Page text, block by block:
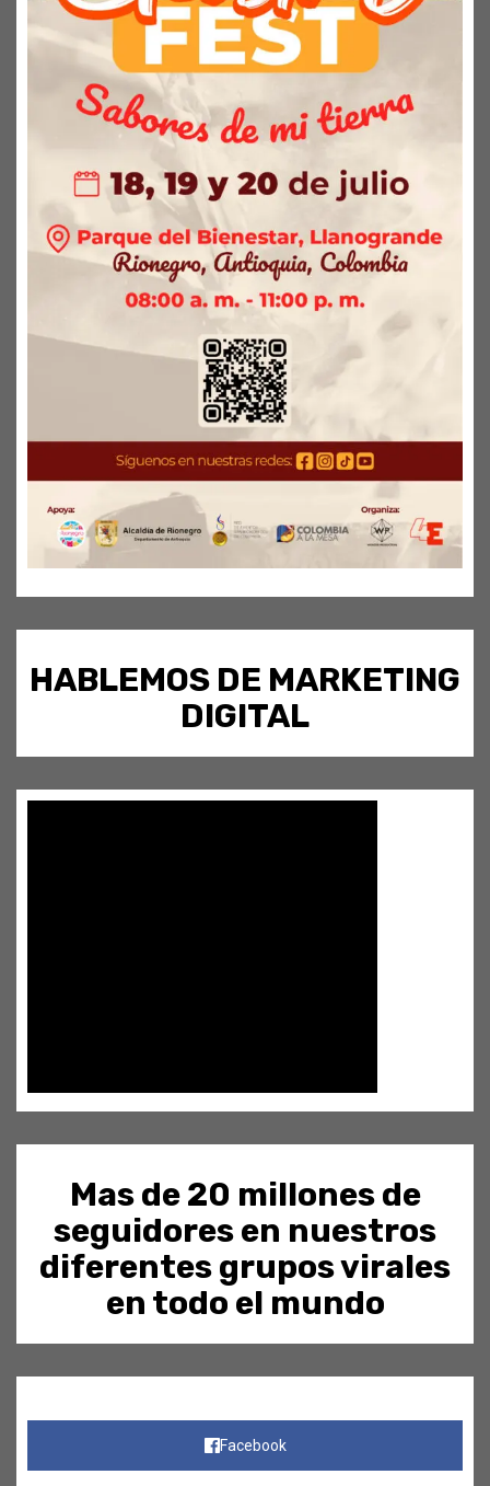
HABLEMOS DE MARKETING
DIGITAL
Mas de 20 millones de
seguidores en nuestros
diferentes grupos virales
en todo el mundo
Facebook